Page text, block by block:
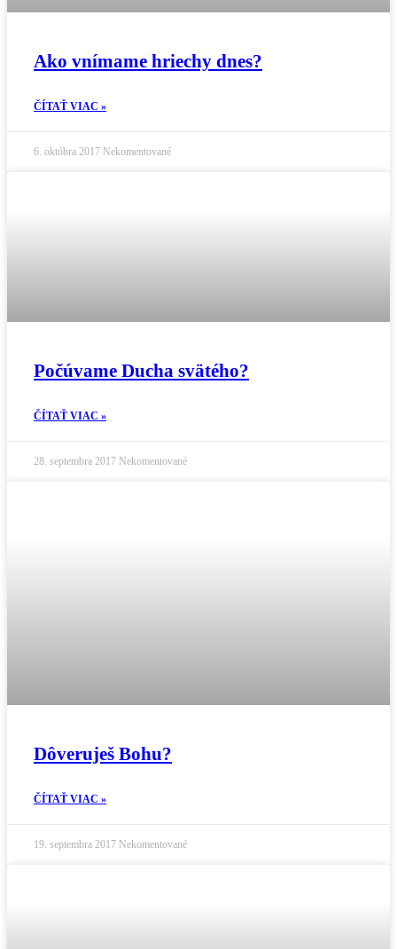
Ako vnímame hriechy dnes?
ČÍTAŤ VIAC »
6. októbra 2017 Nekomentované
Počúvame Ducha svätého?
ČÍTAŤ VIAC »
28. septembra 2017 Nekomentované
Dôveruješ Bohu?
ČÍTAŤ VIAC »
19. septembra 2017 Nekomentované